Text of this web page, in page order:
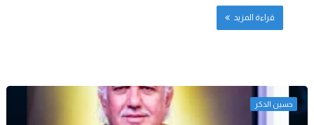
قراءة المزيد
حسين الذكر